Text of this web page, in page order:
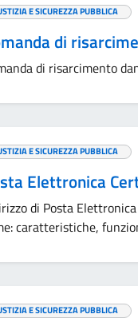
E SICUREZZA PUBBLICA
di
di risarcimento
E SICUREZZA PUBBLICA
Elettronica
di Posta
caratteristiche,
E SICUREZZA PUBBLICA